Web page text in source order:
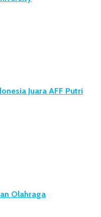
Juara AFF Putri
Olahraga